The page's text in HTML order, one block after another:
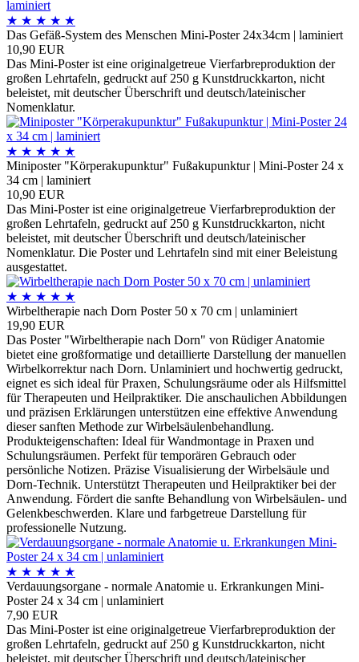
★ ★ ★ ★ ★
Das Gefäß-System des Menschen Mini-Poster 24x34cm | laminiert
10,90 EUR
Das Mini-Poster ist eine originalgetreue Vierfarbreproduktion der
großen Lehrtafeln, gedruckt auf 250 g Kunstdruckkarton, nicht
beleistet, mit deutscher Überschrift und deutsch/lateinischer
Nomenklatur.
★ ★ ★ ★ ★
Miniposter "Körperakupunktur" Fußakupunktur | Mini-Poster 24 x
34 cm | laminiert
10,90 EUR
Das Mini-Poster ist eine originalgetreue Vierfarbreproduktion der
großen Lehrtafeln, gedruckt auf 250 g Kunstdruckkarton, nicht
beleistet, mit deutscher Überschrift und deutsch/lateinischer
Nomenklatur. Die Poster und Lehrtafeln sind mit einer Beleistung
ausgestattet.
★ ★ ★ ★ ★
Wirbeltherapie nach Dorn Poster 50 x 70 cm | unlaminiert
19,90 EUR
Das Poster "Wirbeltherapie nach Dorn" von Rüdiger Anatomie
bietet eine großformatige und detaillierte Darstellung der manuellen
Wirbelkorrektur nach Dorn. Unlaminiert und hochwertig gedruckt,
eignet es sich ideal für Praxen, Schulungsräume oder als Hilfsmittel
für Therapeuten und Heilpraktiker. Die anschaulichen Abbildungen
und präzisen Erklärungen unterstützen eine effektive Anwendung
dieser sanften Methode zur Wirbelsäulenbehandlung.
Produkteigenschaften: Ideal für Wandmontage in Praxen und
Schulungsräumen. Perfekt für temporären Gebrauch oder
persönliche Notizen. Präzise Visualisierung der Wirbelsäule und
Dorn-Technik. Unterstützt Therapeuten und Heilpraktiker bei der
Anwendung. Fördert die sanfte Behandlung von Wirbelsäulen- und
Gelenkbeschwerden. Klare und farbgetreue Darstellung für
professionelle Nutzung.
★ ★ ★ ★ ★
Verdauungsorgane - normale Anatomie u. Erkrankungen Mini-
Poster 24 x 34 cm | unlaminiert
7,90 EUR
Das Mini-Poster ist eine originalgetreue Vierfarbreproduktion der
großen Lehrtafeln, gedruckt auf 250 g Kunstdruckkarton, nicht
beleistet, mit deutscher Überschrift und deutsch/lateinischer